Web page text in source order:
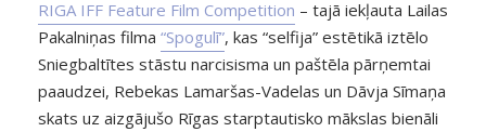
RIGA IFF Feature Film Competition – tajā iekļauta Lailas
Pakalniņas filma “Spogulī”, kas “selfija” estētikā iztēlo
Sniegbaltītes stāstu narcisisma un paštēla pārņemtai
paaudzei, Rebekas Lamaršas-Vadelas un Dāvja Sīmaņa
skats uz aizgājušo Rīgas starptautisko mākslas bienāli